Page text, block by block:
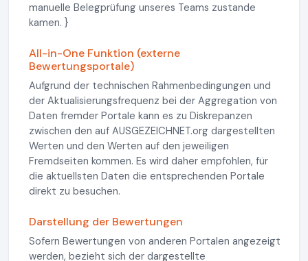
manuelle Belegprüfung unseres Teams zustande
kamen. }
All-in-One Funktion (externe
Bewertungsportale)
Aufgrund der technischen Rahmenbedingungen und
der Aktualisierungsfrequenz bei der Aggregation von
Daten fremder Portale kann es zu Diskrepanzen
zwischen den auf AUSGEZEICHNET.org dargestellten
Werten und den Werten auf den jeweiligen
Fremdseiten kommen. Es wird daher empfohlen, für
die aktuellsten Daten die entsprechenden Portale
direkt zu besuchen.
Darstellung der Bewertungen
Sofern Bewertungen von anderen Portalen angezeigt
werden, bezieht sich der dargestellte